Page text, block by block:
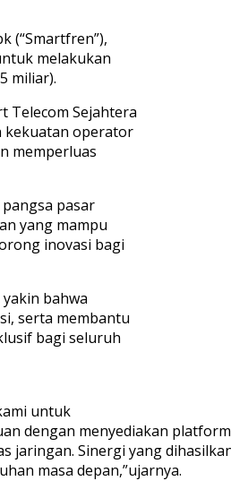
(“Smartfren”),
melakukan
miliar).
Telecom Sejahtera
kekuatan operator
memperluas
pasar
yang mampu
inovasi bagi
bahwa
serta membantu
bagi seluruh
untuk
dengan menyediakan
Sinergi yang
masa depan,”ujarnya.